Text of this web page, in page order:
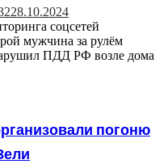
28.10.2024
соцсетей
мужчина за рулём
ПДД РФ возле дома
погоню